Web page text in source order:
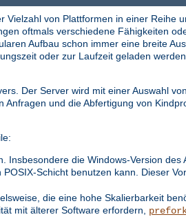
von Plattformen in einer Reihe
oftmals verschiedene Fähigkeiten
Aufbau schon immer eine breite
oder zur Laufzeit geladen
Der Server wird mit einer Auswahl
und die Abfertigung von
die Windows-Version des
Schicht benutzen kann. Dieser
die eine hohe Skalierbarkeit
mit älterer Software erfordern,